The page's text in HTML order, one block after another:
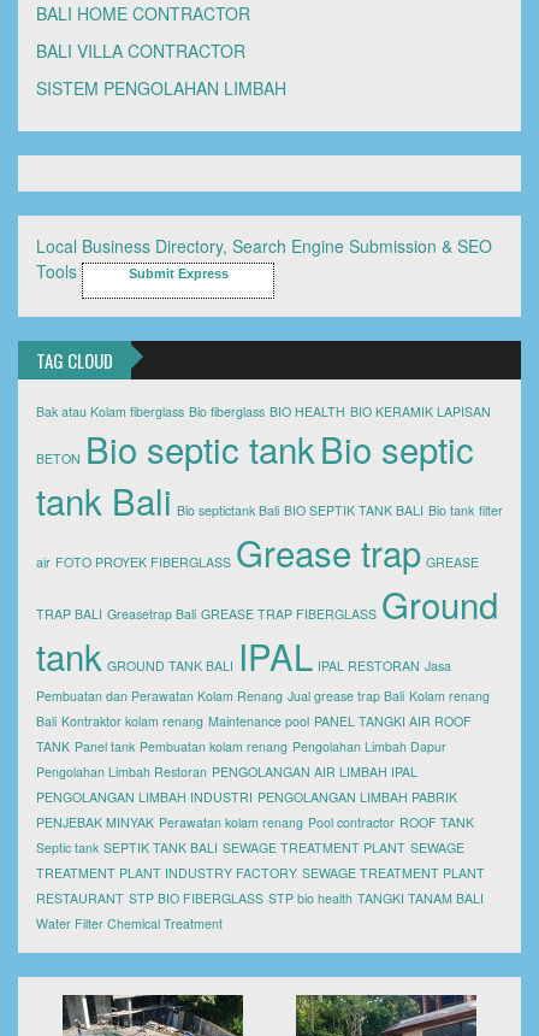
BALI HOME CONTRACTOR
BALI VILLA CONTRACTOR
SISTEM PENGOLAHAN LIMBAH
Local Business Directory, Search Engine Submission & SEO
Tools
Submit Express
TAG CLOUD
Bak atau Kolam fiberglass Bio fiberglass BIO HEALTH BIO KERAMIK LAPISAN
BETON Bio septic tankBio septic
tank Bali Bio septictank Bali BIO SEPTIK TANK BALI Bio tank filter
air FOTO PROYEK FIBERGLASS Grease trap GREASE
TRAP BALI Greasetrap Bali GREASE TRAP FIBERGLASS Ground
tank GROUND TANK BALI IPAL IPAL RESTORAN Jasa
Pembuatan dan Perawatan Kolam Renang Jual grease trap Bali Kolam renang
Bali Kontraktor kolam renang Maintenance pool PANEL TANGKI AIR ROOF
TANK Panel tank Pembuatan kolam renang Pengolahan Limbah Dapur
Pengolahan Limbah Restoran PENGOLANGAN AIR LIMBAH IPAL
PENGOLANGAN LIMBAH INDUSTRI PENGOLANGAN LIMBAH PABRIK
PENJEBAK MINYAK Perawatan kolam renang Pool contractor ROOF TANK
Septic tank SEPTIK TANK BALI SEWAGE TREATMENT PLANT SEWAGE
TREATMENT PLANT INDUSTRY FACTORY SEWAGE TREATMENT PLANT
RESTAURANT STP BIO FIBERGLASS STP bio health TANGKI TANAM BALI
Water Filter Chemical Treatment